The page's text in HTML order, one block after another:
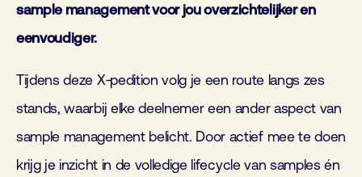
sample management voor jou overzichtelijker en
eenvoudiger.
Tijdens deze X‑pedition volg je een route langs zes
stands, waarbij elke deelnemer een ander aspect van
sample management belicht. Door actief mee te doen
krijg je inzicht in de volledige lifecycle van samples én